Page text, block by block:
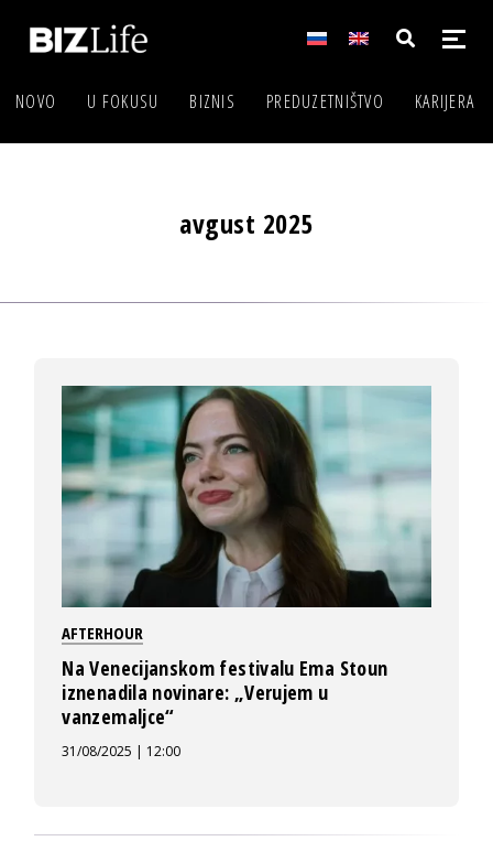
NOVO U FOKUSU BIZNIS PREDUZETNIŠTVO KARIJERA
avgust 2025
AFTERHOUR
Na Venecijanskom festivalu Ema Stoun
iznenadila novinare: „Verujem u
vanzemaljce“
31/08/2025 | 12:00